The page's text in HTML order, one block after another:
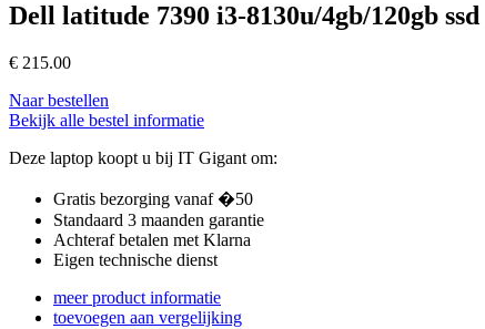
Dell latitude 7390 i3-8130u/4gb/120gb
€ 215.00
Naar bestellen
Bekijk alle bestel informatie
Deze laptop koopt u bij IT Gigant om:
Gratis bezorging vanaf �50
Standaard 3 maanden garantie
Achteraf betalen met Klarna
Eigen technische dienst
meer product informatie
toevoegen aan vergelijking